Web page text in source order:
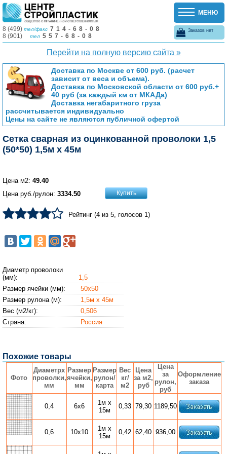
МЕНЮ
8 (499) тел/факс 714-68-08
8 (901)
тел 557-68-08
Заказов нет
Перейти на полную версию сайта »
Доставка по Москве от 600 руб. (расчет
зависит от веса и объема).
Доставка по Московской области от 600 руб.+
40 руб (за каждый км от МКАДа)
Доставка негабаритного груза
рассчитывается индивидуально
Цены на сайте не являются публичной офертой
Сетка сварная из оцинкованной проволоки 1,5
(50*50) 1,5м х 45м
Цена м2: 49.40
Цена руб./рулон: 3334.50 Купить
Рейтинг (4 из 5, голосов 1)
Диаметр проволоки
(мм):
1,5
Размер ячейки (мм):
50х50
Размер рулона (м):
1,5м х 45м
Вес (м2/кг):
0,506
Страна:
Россия
Похожие товары
Фото
Диаметрx
проволки,
мм
Размер
ячейки,
мм
Размер
рулон/
карта
Вес
кг/
м2
Цена
за м2,
руб
Цена
за
рулон,
руб
Оформление
заказа
0,4 6х6
1м х
15м
0,33 79,30 1189,50
0,6 10х10
1м х
15м
0,42 62,40 936,00